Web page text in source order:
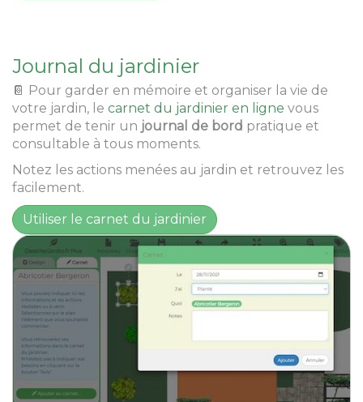
Journal du jardinier
📔 Pour garder en mémoire et organiser la vie de
votre jardin, le carnet du jardinier en ligne vous
permet de tenir un journal de bord pratique et
consultable à tous moments.
Notez les actions menées au jardin et retrouvez les
facilement.
Utiliser le carnet du jardinier